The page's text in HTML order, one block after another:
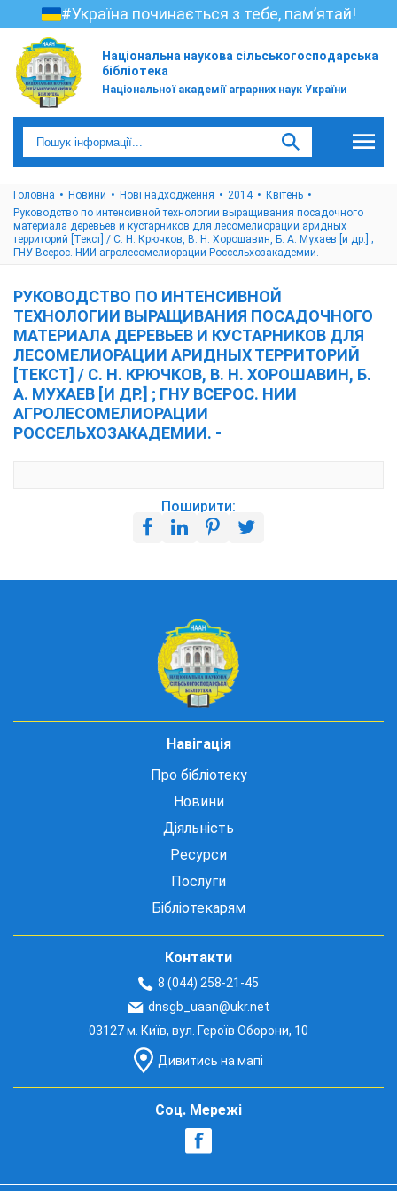
#Україна починається з тебе, пам’ятай!
Національна наукова сільськогосподарська
бібліотека
Національної академії аграрних наук України
Головна Новини Нові надходження 2014
Квітень
Руководство по интенсивной технологии выращивания посадочного
материала деревьев и кустарников для лесомелиорации аридных
территорий [Текст] / С. Н. Крючков, В. Н. Хорошавин, Б. А. Мухаев [и др.] ;
ГНУ Всерос. НИИ агролесомелиорации Россельхозакадемии. -
РУКОВОДСТВО ПО ИНТЕНСИВНОЙ
ТЕХНОЛОГИИ ВЫРАЩИВАНИЯ ПОСАДОЧНОГО
МАТЕРИАЛА ДЕРЕВЬЕВ И КУСТАРНИКОВ ДЛЯ
ЛЕСОМЕЛИОРАЦИИ АРИДНЫХ ТЕРРИТОРИЙ
[ТЕКСТ] / С. Н. КРЮЧКОВ, В. Н. ХОРОШАВИН, Б.
А. МУХАЕВ [И ДР.] ; ГНУ ВСЕРОС. НИИ
АГРОЛЕСОМЕЛИОРАЦИИ
РОССЕЛЬХОЗАКАДЕМИИ. -
Поширити:
Навігація
Про бібліотеку
Новини
Діяльність
Ресурси
Послуги
Бібліотекарям
Контакти
8 (044) 258-21-45
dnsgb_uaan@ukr.net
03127 м. Київ, вул. Героїв Оборони, 10
Дивитись на мапі
Соц. Мережі